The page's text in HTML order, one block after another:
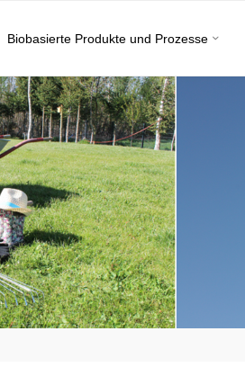
Biobasierte Produkte und Prozesse